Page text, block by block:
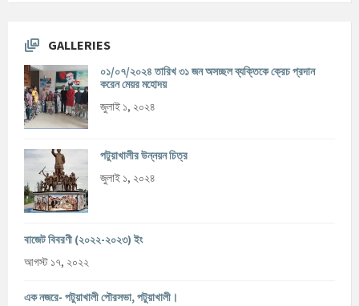
GALLERIES
০১/০৭/২০২৪ তারিখ ৩১ জন অসচ্ছল ব্যক্তিকে ক্রেচ প্রদান
করেন মেয়র মহোদয়
জুলাই ১, ২০২৪
পটুয়াখালীর উন্নয়ন চিত্র
জুলাই ১, ২০২৪
বাজেট বিবরণী (২০২২-২০২৩) ইং
আগস্ট ১৭, ২০২২
এক নজরে- পটুয়াখালী পৌরসভা, পটুয়াখালী।